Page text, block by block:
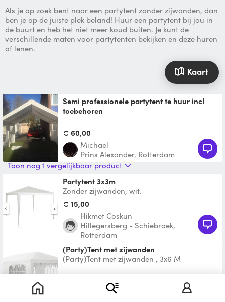
Als je op zoek bent naar een partytent zonder zijwanden, dan
ben je op de juiste plek beland! Huur een partytent bij jou in
de buurt en heb het niet meer koud buiten. Je kunt de
verschillende maten voor partytenten bekijken en deze huren
of lenen.
Kaart
Semi professionele partytent te huur incl
toebehoren
Vraag naar de mogelijkheden
€ 60,00
Michael
Prins Alexander, Rotterdam
Toon nog 1 vergelijkbaar product
Partytent 3x3m
Zonder zijwanden, wit.
€ 15,00
Hikmet Coskun
Hillegersberg - Schiebroek,
Rotterdam
(Party)Tent met zijwanden
(Party)Tent met zijwanden , 3x6 M